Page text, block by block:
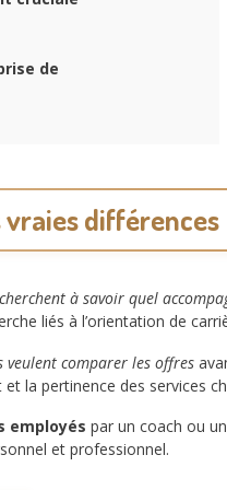
de
vraies différences
à savoir quel
liés à l’orientation de
veulent comparer les offres
la pertinence des services
employés par un coach ou
et professionnel.